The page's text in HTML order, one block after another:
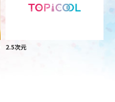
2.5次元